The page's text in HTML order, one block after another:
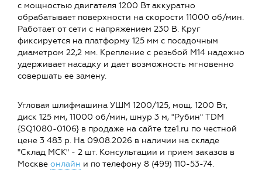
с мощностью двигателя 1200 Вт аккуратно
обрабатывает поверхности на скорости 11000 об/мин.
Работает от сети с напряжением 230 В. Круг
фиксируется на платформу 125 мм с посадочным
диаметром 22,2 мм. Крепление с резьбой M14 надежно
удерживает насадку и дает возможность мгновенно
совершать ее замену.
Угловая шлифмашина УШМ 1200/125, мощ. 1200 Вт,
диск 125 мм, 11000 об/мин, шнур 3 м, "Рубин" TDM
{SQ1080-0106} в продаже на сайте tze1.ru по честной
цене 3 483 р. На 09.08.2026 в наличии на складе
"Склад МСК" - 2 шт. Консультации и прием заказов в
Москве онлайн и по телефону 8 (499) 110-53-74.